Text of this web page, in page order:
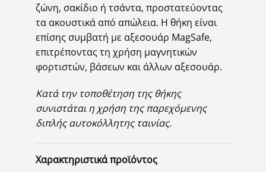
ζώνη, σακίδιο ή τσάντα, προστατεύοντας
τα ακουστικά από απώλεια. Η θήκη είναι
επίσης συμβατή με αξεσουάρ MagSafe,
επιτρέποντας τη χρήση μαγνητικών
φορτιστών, βάσεων και άλλων αξεσουάρ.
Κατά την τοποθέτηση της θήκης
συνιστάται η χρήση της παρεχόμενης
διπλής αυτοκόλλητης ταινίας.
Χαρακτηριστικά προϊόντος